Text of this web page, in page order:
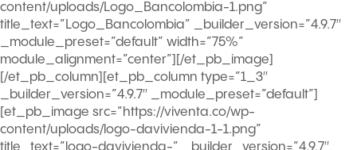
content/uploads/Logo_Bancolombia-1.png”
title_text=”Logo_Bancolombia” _builder_version=”4.9.7″
_module_preset=”default” width=”75%”
module_alignment=”center”][/et_pb_image]
[/et_pb_column][et_pb_column type=”1_3″
_builder_version=”4.9.7″ _module_preset=”default”]
[et_pb_image src=”https://viventa.co/wp-
content/uploads/logo-davivienda-1-1.png”
title_text=”logo-davivienda-” _builder_version=”4.9.7″